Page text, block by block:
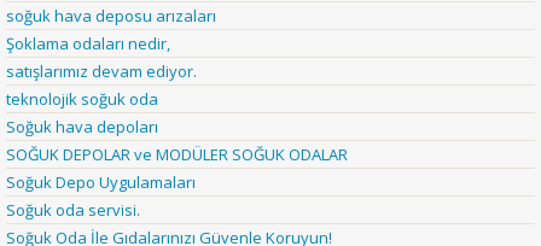
soğuk hava deposu arızaları
Şoklama odaları nedir,
satışlarımız devam ediyor.
teknolojik soğuk oda
Soğuk hava depoları
SOĞUK DEPOLAR ve MODÜLER SOĞUK ODALAR
Soğuk Depo Uygulamaları
Soğuk oda servisi.
Soğuk Oda İle Gıdalarınızı Güvenle Koruyun!